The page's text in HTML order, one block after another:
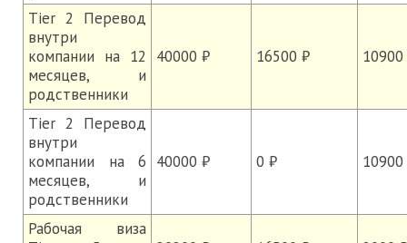
Tier 2 Перевод
внутри
компании на 12
месяцев, и
родственники
40000 ₽ 16500 ₽
Tier 2 Перевод
внутри
компании на 6
месяцев, и
родственники
40000 ₽ 0 ₽
Рабочая виза